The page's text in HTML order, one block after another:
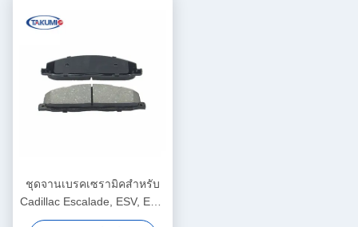
ชุดจานเบรคเซรามิคสำหรับ
Cadillac Escalade, ESV, EXT,
XTS; Chevrolet Avalanche,